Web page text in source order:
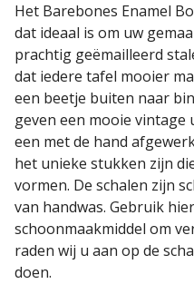
Het Barebones Enamel
dat ideaal is om uw
prachtig geëmailleerd
dat iedere tafel mooier
een beetje buiten naar
geven een mooie
een met de hand
het unieke stukken zijn
vormen. De schalen zijn
van handwas. Gebruik
schoonmaakmiddel om
raden wij u aan op de
doen.